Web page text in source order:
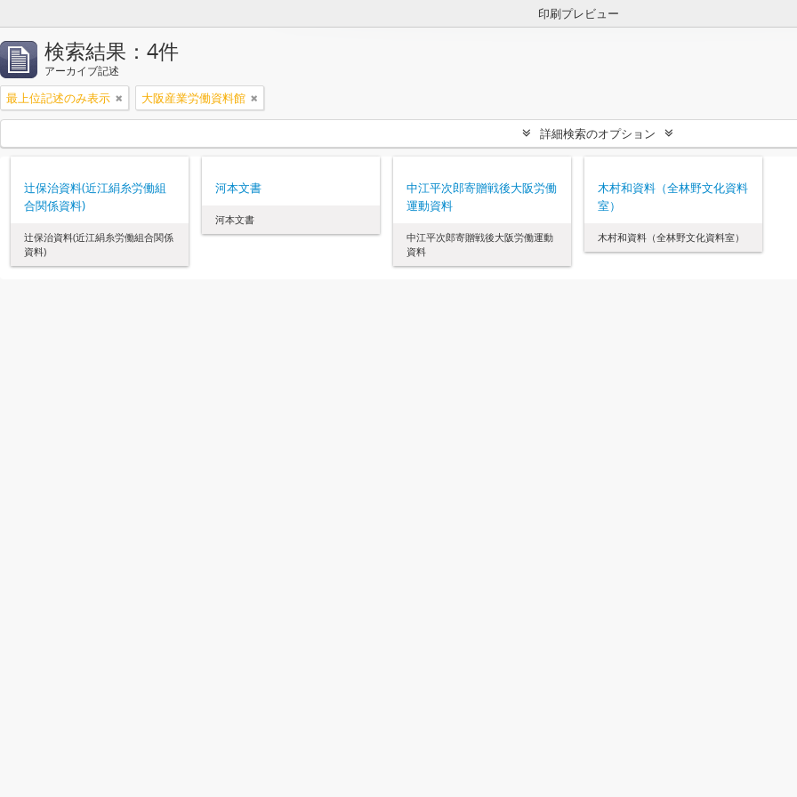
印刷プレビュー
検索結果：4件
アーカイブ記述
最上位記述のみ表示 大阪産業労働資料館
詳細検索のオプション
辻保治資料(近江絹糸労働組
合関係資料)
辻保治資料(近江絹糸労働組合関係
資料)
河本文書
河本文書
中江平次郎寄贈戦後大阪労働
運動資料
中江平次郎寄贈戦後大阪労働運動
資料
木村和資料（全林野文化資料
室）
木村和資料（全林野文化資料室）